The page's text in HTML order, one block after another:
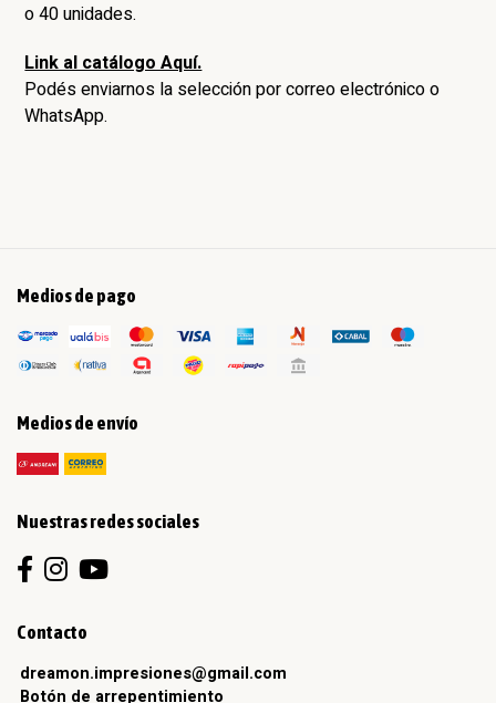
o 40 unidades.
Link al catálogo Aquí.
Podés enviarnos la selección por correo electrónico o
WhatsApp.
Medios de pago
Medios de envío
Nuestras redes sociales
Contacto
dreamon.impresiones@gmail.com
Botón de arrepentimiento